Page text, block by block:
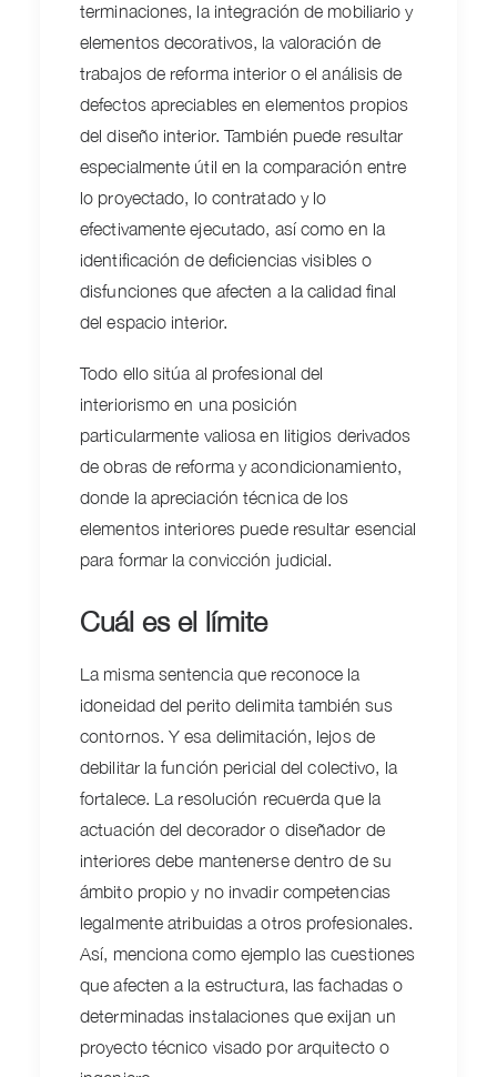
terminaciones, la integración de mobiliario y
elementos decorativos, la valoración de
trabajos de reforma interior o el análisis de
defectos apreciables en elementos propios
del diseño interior. También puede resultar
especialmente útil en la comparación entre
lo proyectado, lo contratado y lo
efectivamente ejecutado, así como en la
identificación de deficiencias visibles o
disfunciones que afecten a la calidad final
del espacio interior.
Todo ello sitúa al profesional del
interiorismo en una posición
particularmente valiosa en litigios derivados
de obras de reforma y acondicionamiento,
donde la apreciación técnica de los
elementos interiores puede resultar esencial
para formar la convicción judicial.
Cuál es el límite
La misma sentencia que reconoce la
idoneidad del perito delimita también sus
contornos. Y esa delimitación, lejos de
debilitar la función pericial del colectivo, la
fortalece. La resolución recuerda que la
actuación del decorador o diseñador de
interiores debe mantenerse dentro de su
ámbito propio y no invadir competencias
legalmente atribuidas a otros profesionales.
Así, menciona como ejemplo las cuestiones
que afecten a la estructura, las fachadas o
determinadas instalaciones que exijan un
proyecto técnico visado por arquitecto o